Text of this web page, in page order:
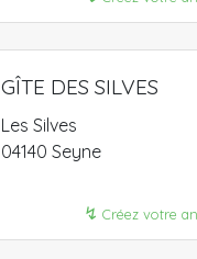
GÎTE DES SILVES
Les Silves
04140 Seyne
↯ Créez votre